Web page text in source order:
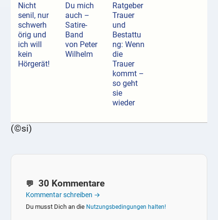
Nicht
senil, nur
schwerh
örig und
ich will
kein
Hörgerät!
Du mich
auch –
Satire-
Band
von Peter
Wilhelm
Ratgeber
Trauer
und
Bestattu
ng: Wenn
die
Trauer
kommt –
so geht
sie
wieder
(©si)
30 Kommentare
Kommentar schreiben →
Du musst Dich an die Nutzungsbedingungen halten!